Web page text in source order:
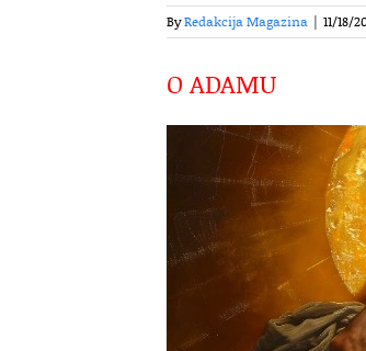
ByRedakcija Magazina | 11/18/
O ADAMU